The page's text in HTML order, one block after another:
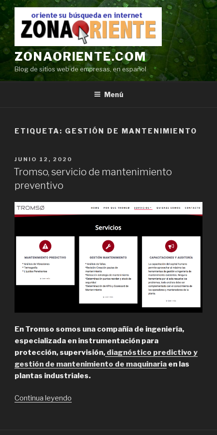
Ir
contenido
ZONAORIENTE.COM
Blog de sitios web de empresas, en español
Menú
ETIQUETA: GESTIÓN DE MANTENIMIENTO
POSTED
ON
JUNIO 12, 2020
Tromso, servicio de mantenimiento
preventivo
En Tromso somos una compañía de ingeniería,
especializada en instrumentación para
protección, supervisión, diagnóstico predictivo y
gestión de mantenimiento de maquinaria en las
plantas industriales.
Continua leyendo